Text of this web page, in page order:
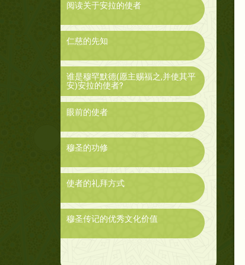
阅读关于安拉的使者
仁慈的先知
谁是穆罕默德(愿主赐福之,并使其平
安)安拉的使者?
眼前的使者
穆圣的功修
使者的礼拜方式
穆圣传记的优秀文化价值